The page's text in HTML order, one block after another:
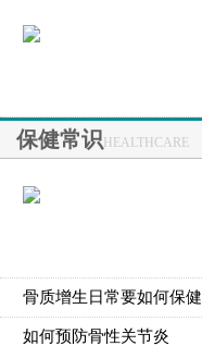
保健常识 HEALTHCARE
骨质增生日常要如何保健
如何预防骨性关节炎